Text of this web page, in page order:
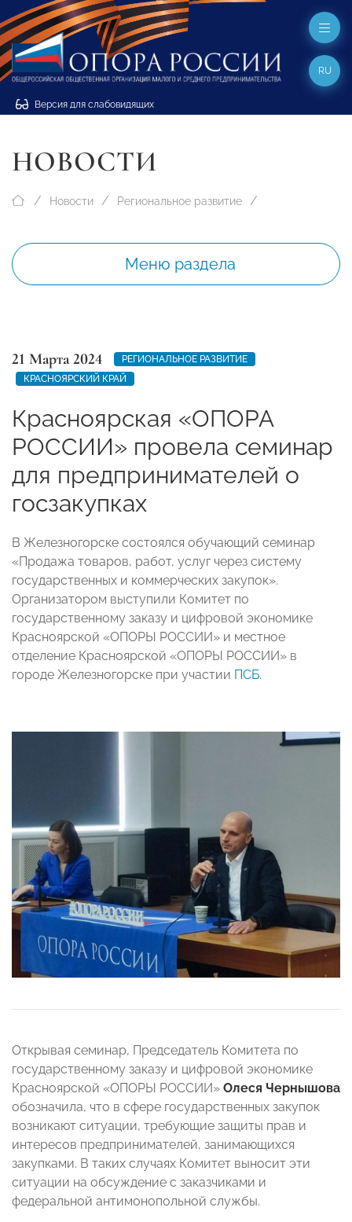
Версия для слабовидящих
RU
НОВОСТИ
Новости Региональное развитие
Меню раздела
21 Марта 2024
РЕГИОНАЛЬНОЕ РАЗВИТИЕ
КРАСНОЯРСКИЙ КРАЙ
Красноярская «ОПОРА
РОССИИ» провела семинар
для предпринимателей о
госзакупках
В Железногорске состоялся обучающий семинар
«Продажа товаров, работ, услуг через систему
государственных и коммерческих закупок».
Организатором выступили Комитет по
государственному заказу и цифровой экономике
Красноярской «ОПОРЫ РОССИИ» и местное
отделение Красноярской «ОПОРЫ РОССИИ» в
городе Железногорске при участии ПСБ.
Открывая семинар, Председатель Комитета по
государственному заказу и цифровой экономике
Красноярской «ОПОРЫ РОССИИ» Олеся Чернышова
обозначила, что в сфере государственных закупок
возникают ситуации, требующие защиты прав и
интересов предпринимателей, занимающихся
закупками. В таких случаях Комитет выносит эти
ситуации на обсуждение с заказчиками и
федеральной антимонопольной службы.